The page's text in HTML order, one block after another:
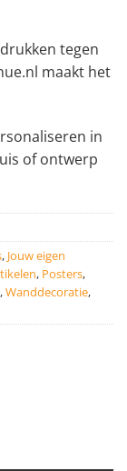
tegen
maakt het
in
of ontwerp
, Jouw eigen
, Posters,
,Wanddecoratie,